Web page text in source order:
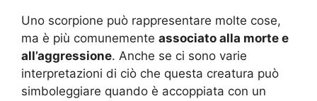
Uno scorpione può rappresentare molte cose,
ma è più comunemente associato alla morte e
all’aggressione. Anche se ci sono varie
interpretazioni di ciò che questa creatura può
simboleggiare quando è accoppiata con un